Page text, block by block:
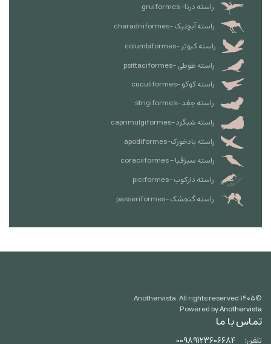
راسته درنا- gruiformes
راسته آبچلیک -charadriiformes
راسته کبوتر -columbiformes
راسته طوطی -psittaciformes
راسته کوکو -cuculiformes
راسته جغد -strigiformes
راسته شبگرد -caprimulgiformes
راسته بادخورک-apodiformes
راسته سبزقبا - coraciiformes
راسته دارکوب -piciformes
راسته گنجشک -passeriformes
©۱۴۰۵
Powered byAnothervista
تماس با ما
تلفن: 00989123606684